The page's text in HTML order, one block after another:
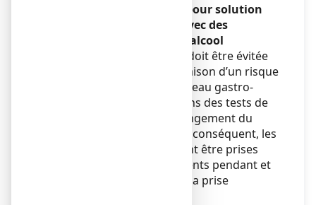
ASPEGIC 500 mg, poudre pour solution
buvable en sachet-dose avec des
aliments, boissons et de l’alcool
La consommation d’alcool doit être évitée
pendant le traitement en raison d’un risque
augmenté de lésions au niveau gastro-
intestinal et de modifications des tests de
coagulation sanguine (allongement du
temps de saignement). Par conséquent, les
boissons alcoolisées doivent être prises
avec prudence par les patients pendant et
dans les 36 heures suivant la prise